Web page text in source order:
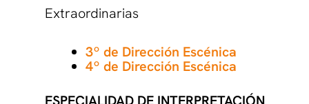
Extraordinarias
3º de Dirección Escénica
4º de Dirección Escénica